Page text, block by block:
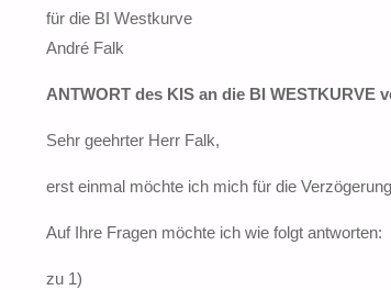
für die BI Westkurve
André Falk
ANTWORT des KIS an die BI WESTKURVE
Sehr geehrter Herr Falk,
erst einmal möchte ich mich für die
Auf Ihre Fragen möchte ich wie folgt antworten:
zu 1)